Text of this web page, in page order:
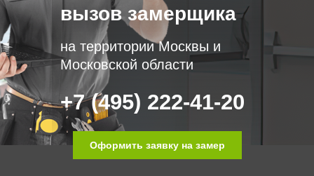
вызов замерщика
на территории Москвы и
Московской области
+7 (495) 222-41-20
Оформить заявку на замер